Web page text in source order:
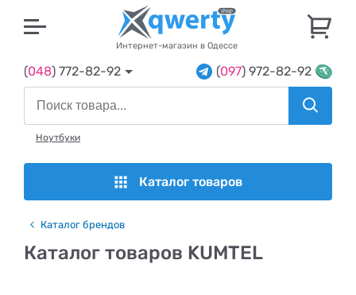
Интернет-магазин в Одессе
(048) 772-82-92 (097) 972-82-92
Ноутбуки
Каталог товаров
Каталог брендов
Каталог товаров KUMTEL